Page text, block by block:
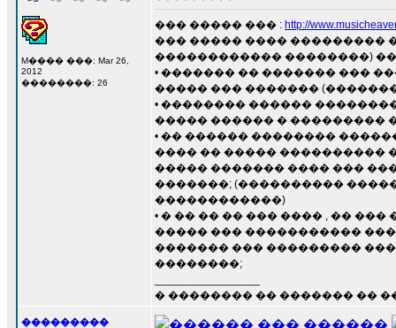
M���� ���: Mar 26,
2012
��������: 26
��� ����� ��� : http://
��� ����� ���� ���������
������������ ��������)
• ������� �� ������� ���
����� ��� �������
• �������� ������
����� ������ � ���������
• �� ������ ��������
���� �� ����� ����������
����� ������� ���� ���
�������; (����������
������������)
• � �� �� �� ��� ���� , ��
����� ��� ����������� ���
������� ��� ���������
��������;
� �������� �� ������� ��
���������